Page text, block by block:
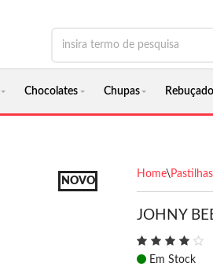
Chocolates Chupas
NOVO
Home\
JOHNY
Em Stock